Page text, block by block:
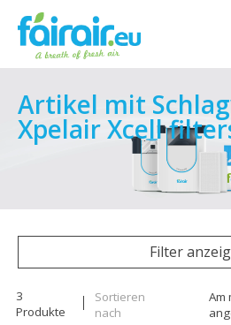
Artikel mit
Xpelair Xcell
Filter
3
Produkte
Sortieren
nach
Am